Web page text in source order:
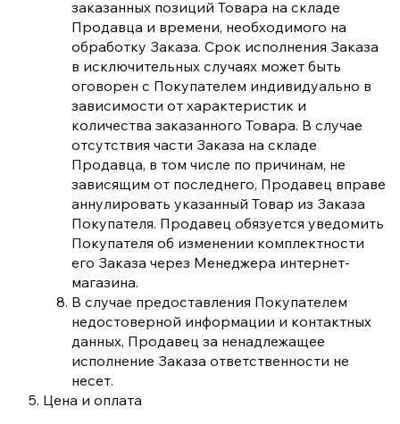
заказанных позиций Товара на складе
Продавца и времени, необходимого на
обработку Заказа. Срок исполнения Заказа
в исключительных случаях может быть
оговорен с Покупателем индивидуально в
зависимости от характеристик и
количества заказанного Товара. В случае
отсутствия части Заказа на складе
Продавца, в том числе по причинам, не
зависящим от последнего, Продавец вправе
аннулировать указанный Товар из Заказа
Покупателя. Продавец обязуется уведомить
Покупателя об изменении комплектности
его Заказа через Менеджера интернет-
магазина.
В случае предоставления Покупателем
недостоверной информации и контактных
данных, Продавец за ненадлежащее
исполнение Заказа ответственности не
несет.
Цена и оплата